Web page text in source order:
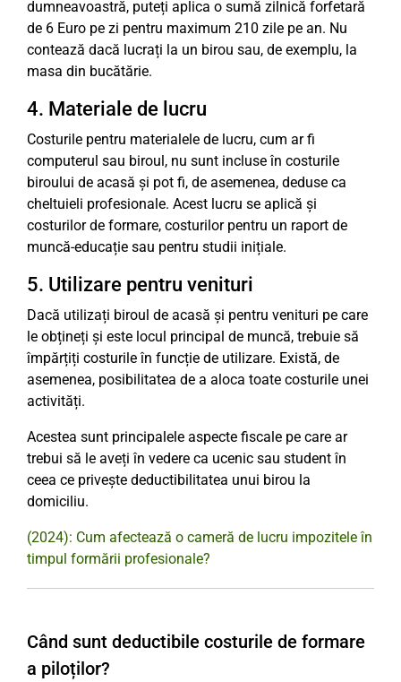
dumneavoastră, puteți aplica o sumă zilnică forfetară
de 6 Euro pe zi pentru maximum 210 zile pe an. Nu
contează dacă lucrați la un birou sau, de exemplu, la
masa din bucătărie.
4. Materiale de lucru
Costurile pentru materialele de lucru, cum ar fi
computerul sau biroul, nu sunt incluse în costurile
biroului de acasă și pot fi, de asemenea, deduse ca
cheltuieli profesionale. Acest lucru se aplică și
costurilor de formare, costurilor pentru un raport de
muncă-educație sau pentru studii inițiale.
5. Utilizare pentru venituri
Dacă utilizați biroul de acasă și pentru venituri pe care
le obțineți și este locul principal de muncă, trebuie să
împărțiți costurile în funcție de utilizare. Există, de
asemenea, posibilitatea de a aloca toate costurile unei
activități.
Acestea sunt principalele aspecte fiscale pe care ar
trebui să le aveți în vedere ca ucenic sau student în
ceea ce privește deductibilitatea unui birou la
domiciliu.
(2024): Cum afectează o cameră de lucru impozitele în
timpul formării profesionale?
Când sunt deductibile costurile de formare
a piloților?